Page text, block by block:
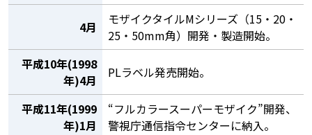
4月
モザイクタイルMシリーズ（15・20・
25・50mm角）開発・製造開始。
平成10年(1998
年)4月
PLラベル発売開始。
平成11年(1999
年)1月
“フルカラースーパーモザイク”開発、
警視庁通信指令センターに納入。